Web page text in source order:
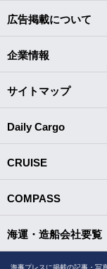
広告掲載について
企業情報
サイトマップ
Daily Cargo
CRUISE
COMPASS
海運・造船会社要覧
海事プレスに掲載の記事・写